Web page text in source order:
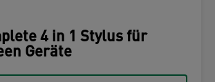
4 in 1 Stylus für
Geräte